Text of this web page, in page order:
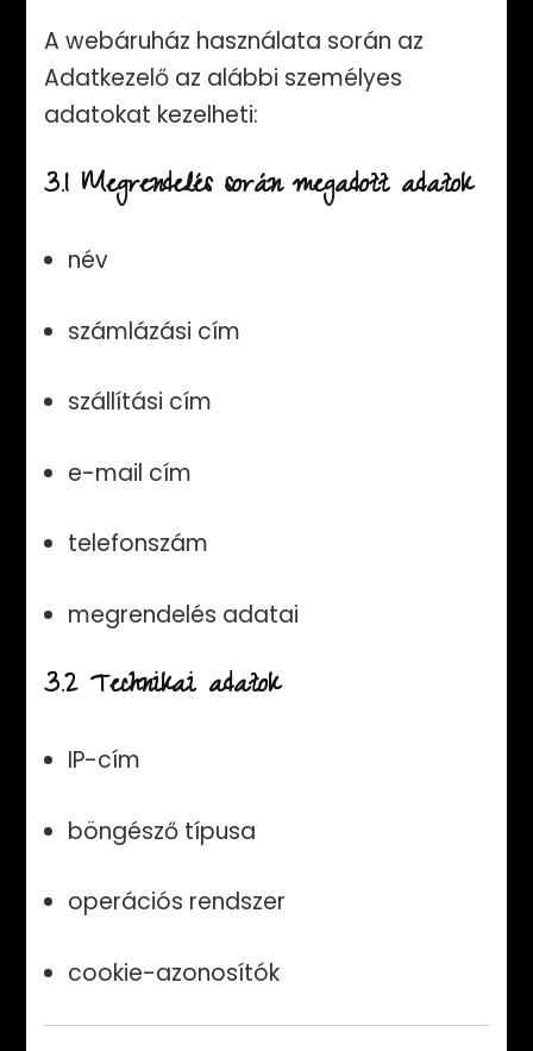
A webáruház használata során az
Adatkezelő az alábbi személyes
adatokat kezelheti:
3.1 Megrendelés során megadott adatok
név
számlázási cím
szállítási cím
e-mail cím
telefonszám
megrendelés adatai
3.2 Technikai adatok
IP-cím
böngésző típusa
operációs rendszer
cookie-azonosítók